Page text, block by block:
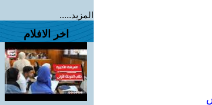
المزيد.....
اخر الافلام